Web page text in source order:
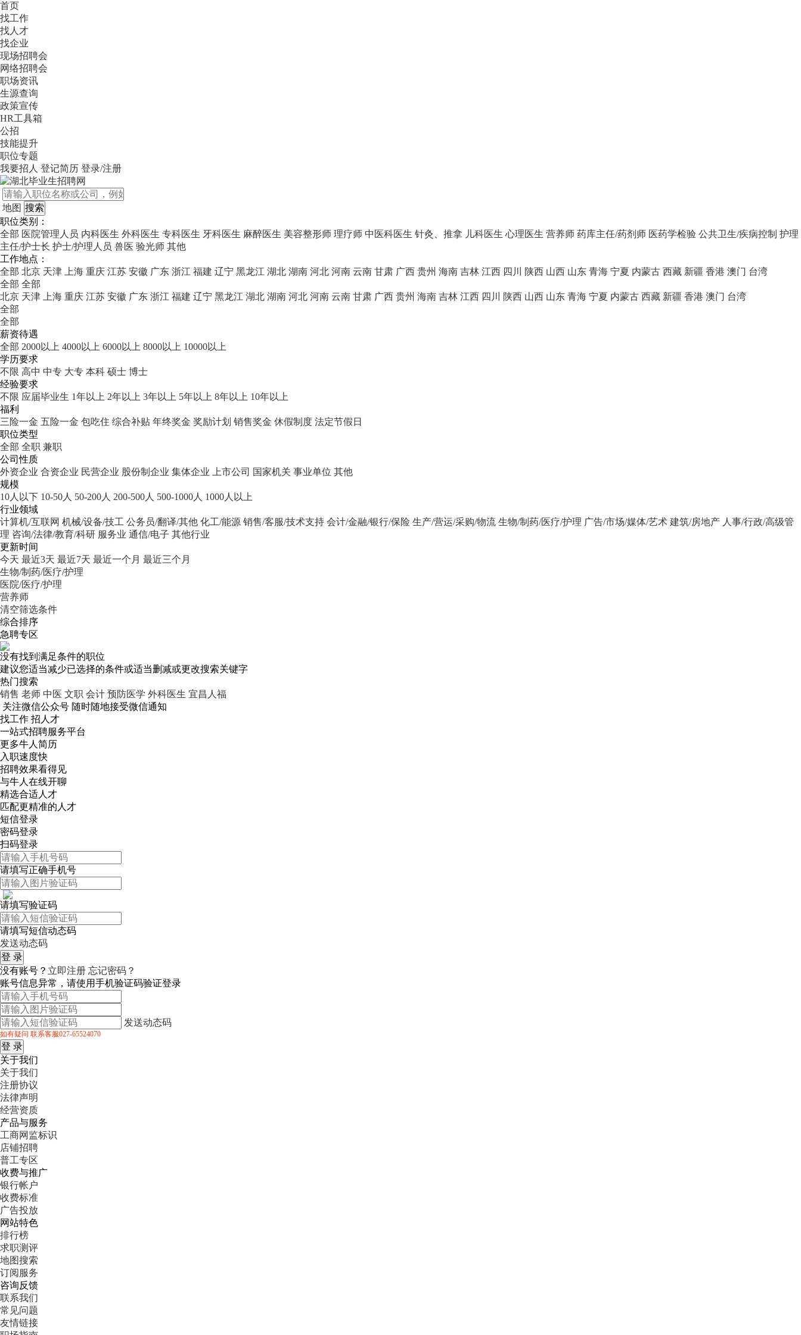
首页
找工作
找人才
找企业
现场招聘会
网络招聘会
职场资讯
生源查询
政策宣传
HR工具箱
公招
技能提升
职位专题
我要招人 登记简历 登录/注册
地图
职位类别：
全部 医院管理人员 内科医生 外科医生 专科医生 牙科医生 麻醉医生 美容整形师 理疗师 中医科医生 针灸、推拿 儿科医生 心理医生 营养师 药库主任/药剂师 医药学检验 公共卫生/疾病控制 护理
主任/护士长 护士/护理人员 兽医 验光师 其他
工作地点：
全部 北京 天津 上海 重庆 江苏 安徽 广东 浙江 福建 辽宁 黑龙江 湖北 湖南 河北 河南 云南 甘肃 广西 贵州 海南 吉林 江西 四川 陕西 山西 山东 青海 宁夏 内蒙古 西藏 新疆 香港 澳门 台湾
全部 全部
北京 天津 上海 重庆 江苏 安徽 广东 浙江 福建 辽宁 黑龙江 湖北 湖南 河北 河南 云南 甘肃 广西 贵州 海南 吉林 江西 四川 陕西 山西 山东 青海 宁夏 内蒙古 西藏 新疆 香港 澳门 台湾
全部
全部
薪资待遇
全部 2000以上 4000以上 6000以上 8000以上 10000以上
学历要求
不限 高中 中专 大专 本科 硕士 博士
经验要求
不限 应届毕业生 1年以上 2年以上 3年以上 5年以上 8年以上 10年以上
福利
三险一金 五险一金 包吃住 综合补贴 年终奖金 奖励计划 销售奖金 休假制度 法定节假日
职位类型
全部 全职 兼职
公司性质
外资企业 合资企业 民营企业 股份制企业 集体企业 上市公司 国家机关 事业单位 其他
规模
10人以下 10-50人 50-200人 200-500人 500-1000人 1000人以上
行业领域
计算机/互联网 机械/设备/技工 公务员/翻译/其他 化工/能源 销售/客服/技术支持 会计/金融/银行/保险 生产/营运/采购/物流 生物/制药/医疗/护理 广告/市场/媒体/艺术 建筑/房地产 人事/行政/高级管
理 咨询/法律/教育/科研 服务业 通信/电子 其他行业
更新时间
今天 最近3天 最近7天 最近一个月 最近三个月
生物/制药/医疗/护理
医院/医疗/护理
营养师
清空筛选条件
综合排序
急聘专区
没有找到满足条件的职位
建议您适当减少已选择的条件或适当删减或更改搜索关键字
热门搜索
销售 老师 中医 文职 会计 预防医学 外科医生 宜昌人福
关注微信公众号 随时随地接受微信通知
找工作 招人才
一站式招聘服务平台
更多牛人简历
入职速度快
招聘效果看得见
与牛人在线开聊
精选合适人才
匹配更精准的人才
短信登录
密码登录
扫码登录
请填写正确手机号
请填写验证码
请填写短信动态码
发送动态码
没有账号？ 立即注册 忘记密码？
账号信息异常，请使用手机验证码验证登录
发送动态码
如有疑问 联系客服027-65524070
关于我们
关于我们
注册协议
法律声明
经营资质
产品与服务
工商网监标识
店铺招聘
普工专区
收费与推广
银行帐户
收费标准
广告投放
网站特色
排行榜
求职测评
地图搜索
订阅服务
咨询反馈
联系我们
常见问题
友情链接